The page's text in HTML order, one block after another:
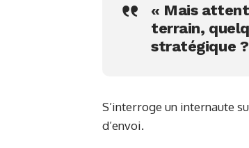
« Mais
terrain,
stratégique
S’interroge un internaute
d’envoi.